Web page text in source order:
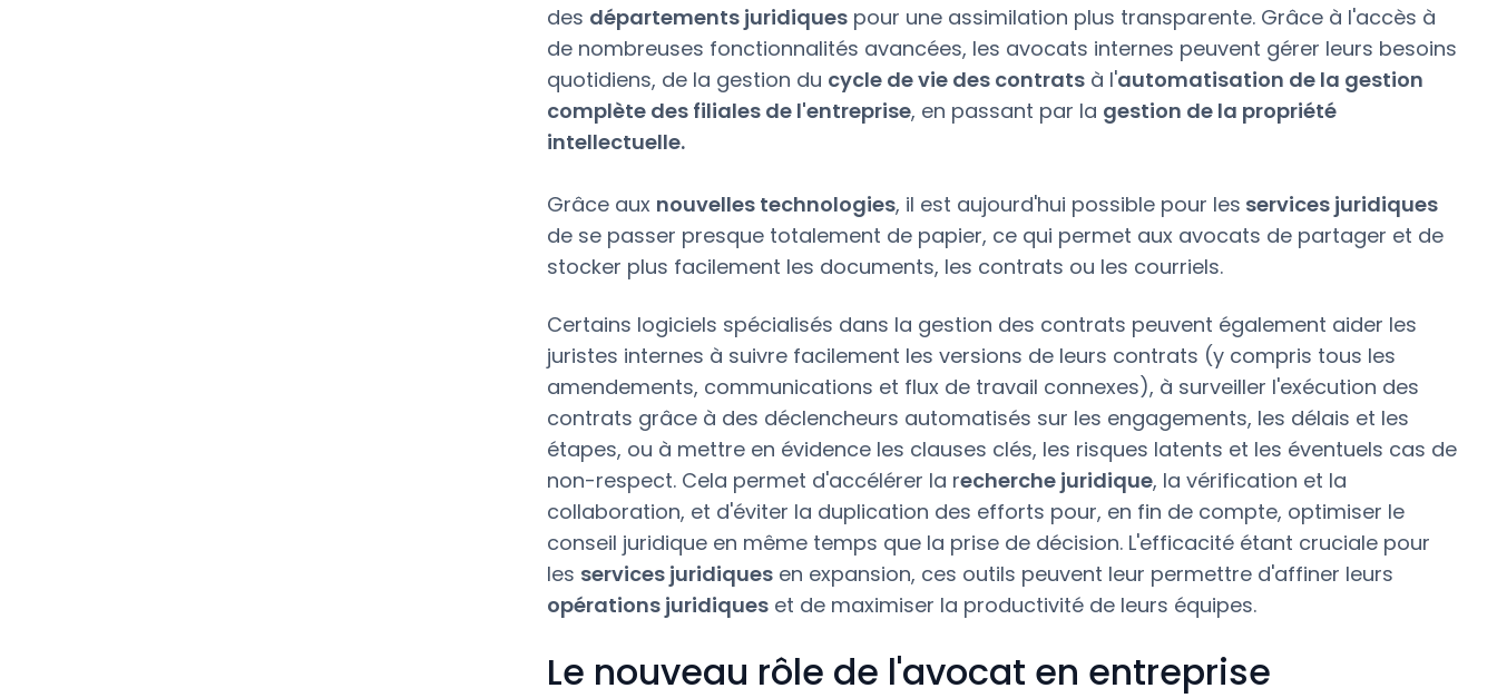
des départements juridiquespour une assimilation plus transparente. Grâce à l'accès à
de nombreuses fonctionnalités avancées, les avocats internes peuvent gérer leurs besoins
quotidiens, de la gestion du cycle de vie des contratsà l'automatisation de la gestion
complète des filiales de l'entreprise, en passant par la gestion de la propriété
intellectuelle.
Grâce aux nouvelles technologies, il est aujourd'hui possible pour les services juridiques
de se passer presque totalement de papier, ce qui permet aux avocats de partager et de
stocker plus facilement les documents, les contrats ou les courriels.
Certains logiciels spécialisés dans la gestion des contrats peuvent également aider les
juristes internes à suivre facilement les versions de leurs contrats (y compris tous les
amendements, communications et flux de travail connexes), à surveiller l'exécution des
contrats grâce à des déclencheurs automatisés sur les engagements, les délais et les
étapes, ou à mettre en évidence les clauses clés, les risques latents et les éventuels cas de
non-respect. Cela permet d'accélérer la recherche juridique, la vérification et la
collaboration, et d'éviter la duplication des efforts pour, en fin de compte, optimiser le
conseil juridique en même temps que la prise de décision. L'efficacité étant cruciale pour
les services juridiquesen expansion, ces outils peuvent leur permettre d'affiner leurs
opérations juridiqueset de maximiser la productivité de leurs équipes.
Le nouveau rôle de l'avocat en entreprise